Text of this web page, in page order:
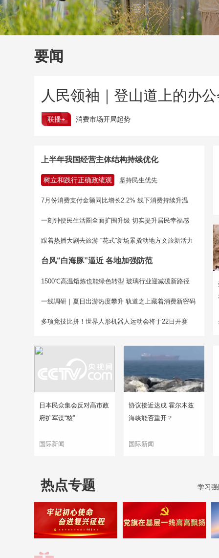
要闻
人民领袖｜登山道上的办
联播+ 消费市场开局起势
上半年我国经营主体结构持续优化
树立和践行正确政绩观 坚持民生优先
7月份消费支付金额同比增长2.2% 线下消费持续升温
一刻钟便民生活圈全面扩围升级 切实提升居民幸福感
跟着热播大剧去旅游 “花式”新场景撬动地方文旅新活力
台风“白海豚”逼近 各地加强防范
1500℃高温熔炼也能绿色转型 玻璃行业迎减碳新路径
一线调研｜夏日出游热度攀升 轨道之上藏着消费新密码
多项竞技比拼！世界人形机器人运动会将于22日开赛
日本民众集会反对高市政
府扩军谋“核”
国际新闻
协议接近达成 霍尔木兹
海峡能否重开？
国际新闻
热点专题 学习